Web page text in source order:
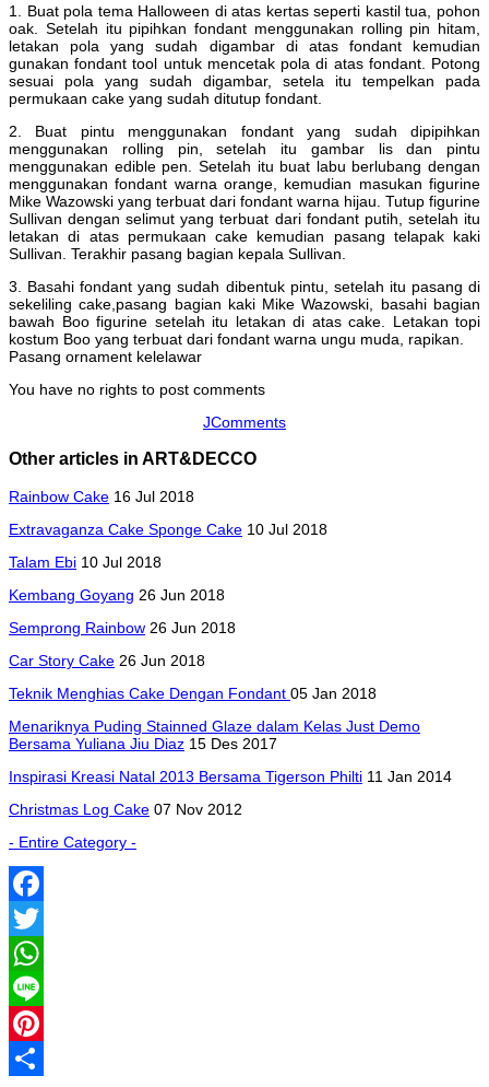
1. Buat pola tema Halloween di atas kertas seperti kastil tua, pohon
oak. Setelah itu pipihkan fondant menggunakan rolling pin hitam,
letakan pola yang sudah digambar di atas fondant kemudian
gunakan fondant tool untuk mencetak pola di atas fondant. Potong
sesuai pola yang sudah digambar, setela itu tempelkan pada
permukaan cake yang sudah ditutup fondant.
2. Buat pintu menggunakan fondant yang sudah dipipihkan
menggunakan rolling pin, setelah itu gambar lis dan pintu
menggunakan edible pen. Setelah itu buat labu berlubang dengan
menggunakan fondant warna orange, kemudian masukan figurine
Mike Wazowski yang terbuat dari fondant warna hijau. Tutup figurine
Sullivan dengan selimut yang terbuat dari fondant putih, setelah itu
letakan di atas permukaan cake kemudian pasang telapak kaki
Sullivan. Terakhir pasang bagian kepala Sullivan.
3. Basahi fondant yang sudah dibentuk pintu, setelah itu pasang di
sekeliling cake,pasang bagian kaki Mike Wazowski, basahi bagian
bawah Boo figurine setelah itu letakan di atas cake. Letakan topi
kostum Boo yang terbuat dari fondant warna ungu muda, rapikan.
Pasang ornament kelelawar
You have no rights to post comments
JComments
Other articles in ART&DECCO
Rainbow Cake 16 Jul 2018
Extravaganza Cake Sponge Cake 10 Jul 2018
Talam Ebi 10 Jul 2018
Kembang Goyang 26 Jun 2018
Semprong Rainbow 26 Jun 2018
Car Story Cake 26 Jun 2018
Teknik Menghias Cake Dengan Fondant 05 Jan 2018
Menariknya Puding Stainned Glaze dalam Kelas Just Demo
Bersama Yuliana Jiu Diaz 15 Des 2017
Inspirasi Kreasi Natal 2013 Bersama Tigerson Philti 11 Jan 2014
Christmas Log Cake 07 Nov 2012
- Entire Category -
Facebook
Twitter
WhatsApp
Line
Pinterest